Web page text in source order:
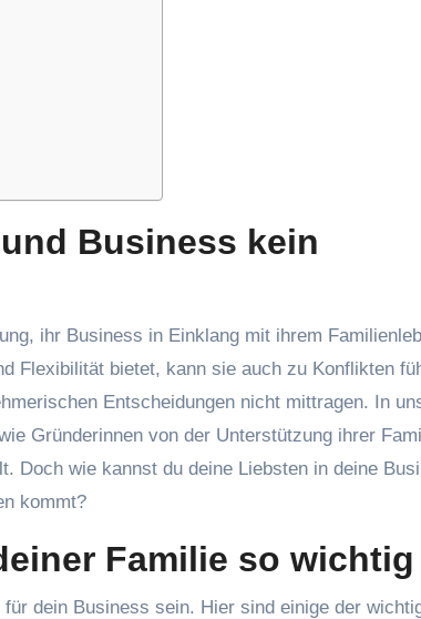
Business kein
Flexibilität bietet, kann sie auch zu Konflikten
Entscheidungen nicht mittragen. In
Gründerinnen von der Unterstützung ihrer
Doch wie kannst du deine Liebsten in deine
kommt?
Familie so
dein Business sein. Hier sind einige der